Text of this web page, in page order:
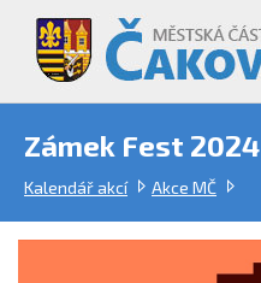
Zámek Fest 2024
Kalendář akcí Akce MČ